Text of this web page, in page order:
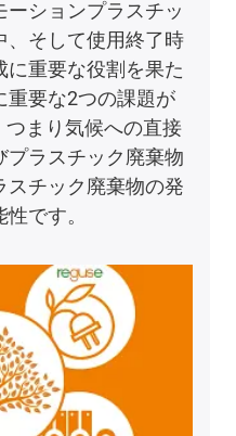
ションプラスチッ
、そして使用終了時
に重要な役割を果た
重要な2つの課題が
つまり気候への直接
プラスチック廃棄物
スチック廃棄物の発
です。